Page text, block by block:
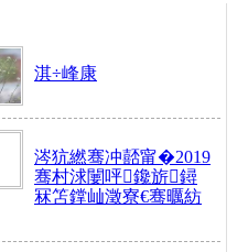
淇÷峰康
涔犺繎骞冲嚭甯�2019
骞村浗闄呯鑱旂鐞
冧笘鐣屾澂寮€骞曞紡